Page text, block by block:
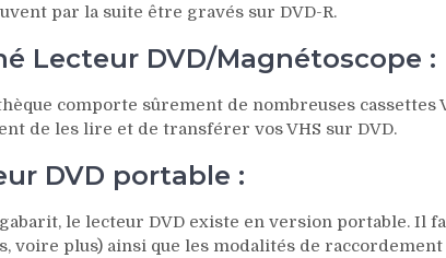
par la suite être gravés sur DVD-R.
Lecteur DVD/Magnétoscope :
comporte sûrement de nombreuses cassettes
de les lire et de transférer vos VHS sur DVD.
DVD portable :
le lecteur DVD existe en version portable. Il
voire plus) ainsi que les modalités de